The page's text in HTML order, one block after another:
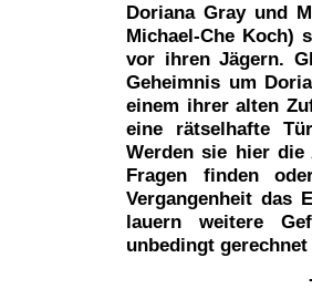
Doriana Gray und
Michael-Che Koch)
vor ihren Jägern.
Geheimnis um
einem ihrer alten
eine rätselhafte
Werden sie hier
Fragen finden
Vergangenheit das
lauern weitere
unbedingt